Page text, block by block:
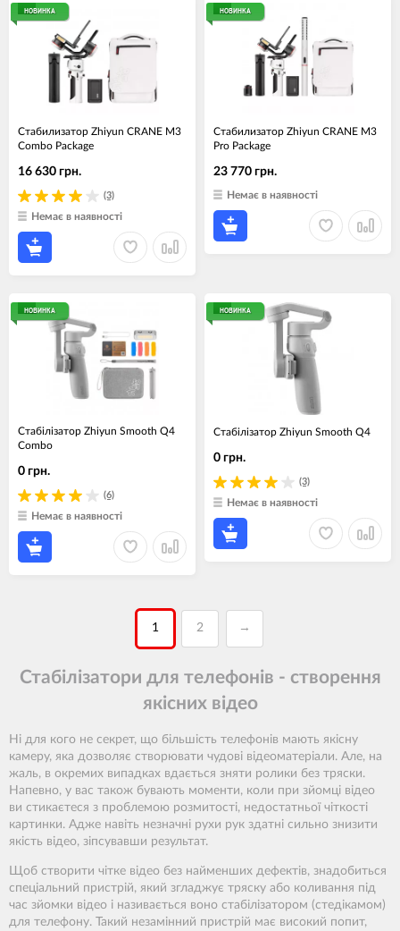
НОВИНКА
Стабилизатор Zhiyun CRANE M3
Сombo Package
(3)
16 630 грн.
Немає в наявності
НОВИНКА
Стабилизатор Zhiyun CRANE M3
Pro Package
23 770 грн.
Немає в наявності
НОВИНКА
Стабілізатор Zhiyun Smooth Q4
Combo
(6)
0 грн.
Немає в наявності
НОВИНКА
Стабілізатор Zhiyun Smooth Q4
(3)
0 грн.
Немає в наявності
1 2 →
Стабілізатори для телефонів - створення
якісних відео
Ні для кого не секрет, що більшість телефонів мають якісну
камеру, яка дозволяє створювати чудові відеоматеріали. Але, на
жаль, в окремих випадках вдається зняти ролики без тряски.
Напевно, у вас також бувають моменти, коли при зйомці відео
ви стикаєтеся з проблемою розмитості, недостатньої чіткості
картинки. Адже навіть незначні рухи рук здатні сильно знизити
якість відео, зіпсувавши результат.
Щоб створити чітке відео без найменших дефектів, знадобиться
спеціальний пристрій, який згладжує тряску або коливання під
час зйомки відео і називається воно стабілізатором (стедікамом)
для телефону. Такий незамінний пристрій має високий попит,